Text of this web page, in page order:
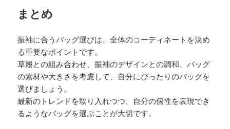
まとめ
振袖に合うバッグ選びは、全体のコーディネートを決め
る重要なポイントです。
草履との組み合わせ、振袖のデザインとの調和、バッグ
の素材や大きさを考慮して、自分にぴったりのバッグを
選びましょう。
最新のトレンドを取り入れつつ、自分の個性を表現でき
るようなバッグを選ぶことが大切です。